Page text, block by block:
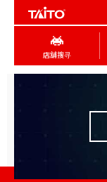
店舖搜寻